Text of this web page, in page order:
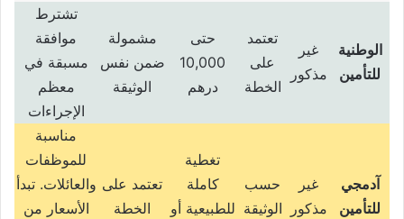
الوطنية
للتأمين
غير
مذكور
تعتمد
على
الخطة
حتى
10,000
درهم
مشمولة
ضمن نفس
الوثيقة
تشترط
موافقة
مسبقة في
معظم
الإجراءات
آدمجي
للتأمين
غير
مذكور
حسب
الوثيقة
تغطية
كاملة
للطبيعية أو
تعتمد على
الخطة
مناسبة
للموظفات
والعائلات.تبدأ
الأسعار من